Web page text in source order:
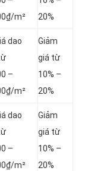
m²
20%
dao
–
m²
Giảm
giá từ
10% –
20%
dao
–
m²
Giảm
giá từ
10% –
20%